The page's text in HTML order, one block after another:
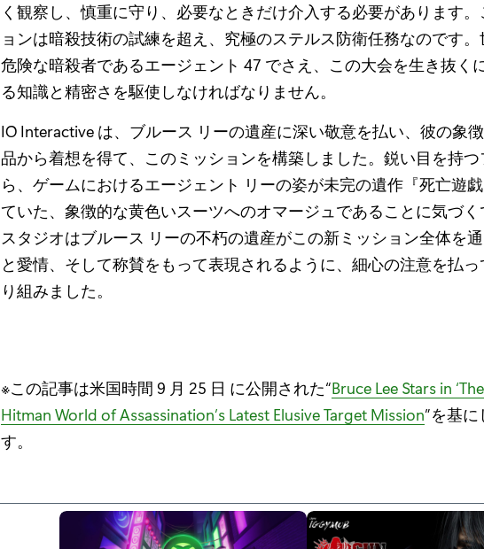
く観察し、慎重に守り、必要なときだけ介入する必要があります
ョンは暗殺技術の試練を超え、究極のステルス防衛任務なのです。
危険な暗殺者であるエージェント 47 でさえ、この大会を生き抜く
る知識と精密さを駆使しなければなりません。
IO Interactive は、ブルース リーの遺産に深い敬意を払い、彼の象
品から着想を得て、このミッションを構築しました。鋭い目を持つ
ら、ゲームにおけるエージェント リーの姿が未完の遺作『死亡遊
ていた、象徴的な黄色いスーツへのオマージュであることに気づく
スタジオはブルース リーの不朽の遺産がこの新ミッション全体を
と愛情、そして称賛をもって表現されるように、細心の注意を払っ
り組みました。
※この記事は米国時間 9 月 25 日 に公開された“Bruce Lee Stars in
Hitman World of Assassination’s Latest Elusive Target Mission”を基に
す。